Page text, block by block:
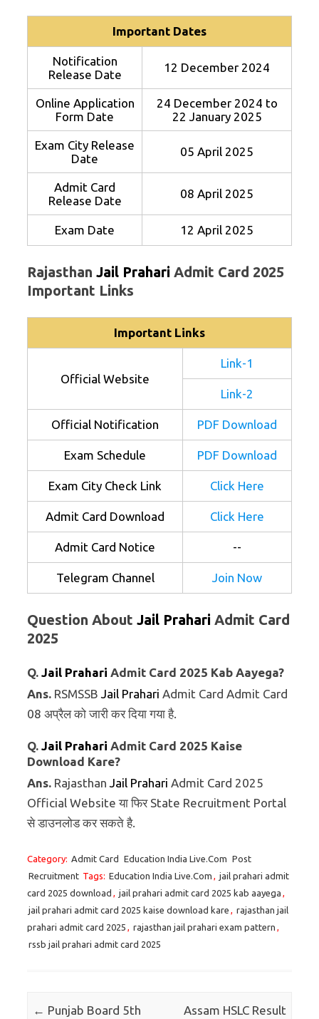
Important Dates
Notification
Release Date
12 December 2024
Online Application
Form Date
24 December 2024 to
22 January 2025
Exam City Release
Date
05 April 2025
Admit Card
Release Date
08 April 2025
Exam Date 12 April 2025
Rajasthan Jail Prahari Admit Card 2025
Important Links
Important Links
Official Website
Link-1
Link-2
Official Notification PDF Download
Exam Schedule PDF Download
Exam City Check Link Click Here
Admit Card Download Click Here
Admit Card Notice --
Telegram Channel Join Now
Question About Jail Prahari Admit Card
2025
Q. Jail Prahari Admit Card 2025 Kab Aayega?
Ans. RSMSSB Jail Prahari Admit Card Admit Card
08 अप्रैल को जारी कर दिया गया है.
Q. Jail Prahari Admit Card 2025 Kaise
Download Kare?
Ans. Rajasthan Jail Prahari Admit Card 2025
Official Website या फिर State Recruitment Portal
से डाउनलोड कर सकते है.
Category: Admit Card Education India Live.Com Post
Recruitment Tags: Education India Live.Com , jail prahari admit
card 2025 download , jail prahari admit card 2025 kab aayega ,
jail prahari admit card 2025 kaise download kare , rajasthan jail
prahari admit card 2025 , rajasthan jail prahari exam pattern ,
rssb jail prahari admit card 2025
Post navigation
← Punjab Board 5th
Assam HSLC Result